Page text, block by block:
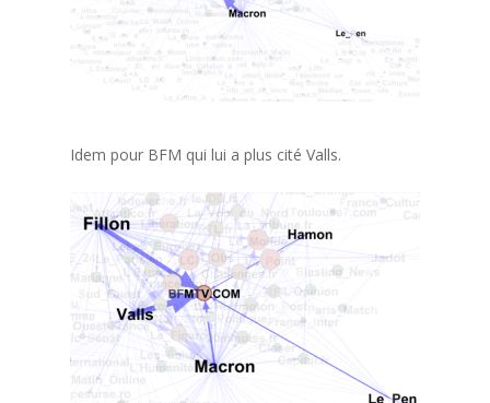
Idem pour BFM qui lui a plus cité Valls.